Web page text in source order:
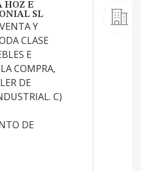
HOZ E
SL
Y
CLASE
E
COMPRA,
DE
C)
DE